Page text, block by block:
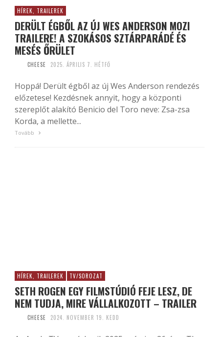
HÍREK, TRAILEREK
DERÜLT ÉGBŐL AZ ÚJ WES ANDERSON MOZI
TRAILERE! A SZOKÁSOS SZTÁRPARÁDÉ ÉS
MESÉS ŐRÜLET
CHEESE 2025. ÁPRILIS 7. HÉTFŐ
Hoppá! Derült égből az új Wes Anderson rendezés
előzetese! Kezdésnek annyit, hogy a központi
szereplőt alakító Benicio del Toro neve: Zsa-zsa
Korda, a mellette...
Tovább
HÍREK, TRAILEREK TV/SOROZAT
SETH ROGEN EGY FILMSTÚDIÓ FEJE LESZ, DE
NEM TUDJA, MIRE VÁLLALKOZOTT – TRAILER
CHEESE 2024. NOVEMBER 19. KEDD